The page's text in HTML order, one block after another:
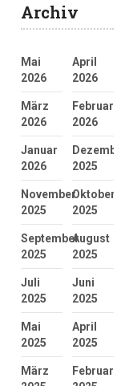
Archiv
Mai
2026
April
2026
März
2026
Februar
2026
Januar
2026
2025
November
2025
Oktober
2025
September
2025
August
2025
Juli
2025
Juni
2025
Mai
2025
April
2025
März
Februar